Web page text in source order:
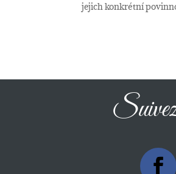
jejich konkrétní